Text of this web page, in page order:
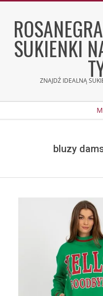
content
SUKIENKI
ZNAJDŹ IDEALNĄ
bluzy